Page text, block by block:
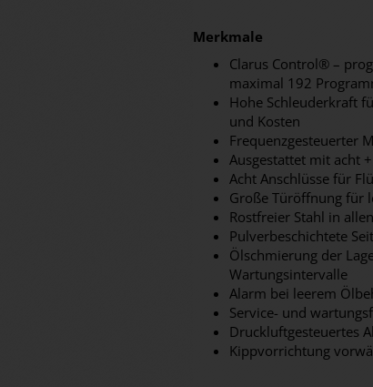
Merkmale
Clarus Control® –
maximal 192
Hohe Schleuderkraft
und Kosten
Frequenzgesteuerter
Ausgestattet mit acht
Acht Anschlüsse für
Große Türöffnung für
Rostfreier Stahl in
Pulverbeschichtete
Ölschmierung der
Wartungsintervalle
Alarm bei leerem
Service- und
Druckluftgesteuertes
Kippvorrichtung